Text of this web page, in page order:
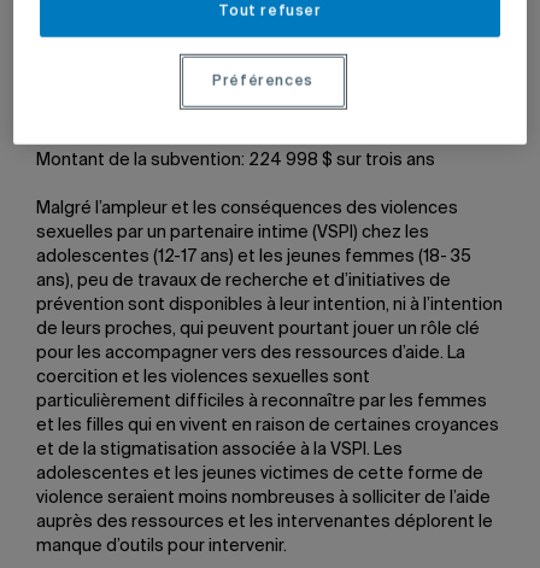
Agir ensemble: prévention de la violence conjugale
sexuelle avec, par et pour les femmes
Chercheuse: Mylène Fernet
Montant de la subvention: 224 998 $ sur trois ans
Malgré l’ampleur et les conséquences des violences
sexuelles par un partenaire intime (VSPI) chez les
adolescentes (12-17 ans) et les jeunes femmes (18- 35
ans), peu de travaux de recherche et d’initiatives de
prévention sont disponibles à leur intention, ni à l’intention
de leurs proches, qui peuvent pourtant jouer un rôle clé
pour les accompagner vers des ressources d’aide. La
coercition et les violences sexuelles sont
particulièrement difficiles à reconnaître par les femmes
et les filles qui en vivent en raison de certaines croyances
et de la stigmatisation associée à la VSPI. Les
adolescentes et les jeunes victimes de cette forme de
violence seraient moins nombreuses à solliciter de l’aide
auprès des ressources et les intervenantes déplorent le
manque d’outils pour intervenir.
Tout refuser
Préférences